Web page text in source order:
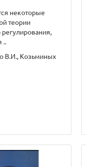
некоторые
теории
регулирования,
..
В.И., Козьминых